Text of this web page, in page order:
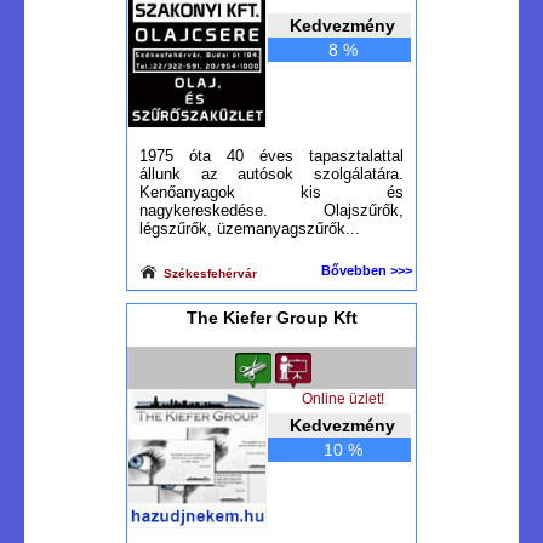
Kedvezmény
8 %
1975 óta 40 éves tapasztalattal
állunk az autósok szolgálatára.
Kenőanyagok kis és
nagykereskedése. Olajszűrők,
légszűrők, üzemanyagszűrők...
Székesfehérvár Bővebben >>>
The Kiefer Group Kft
Kedvezmény
10 %
Online üzlet!